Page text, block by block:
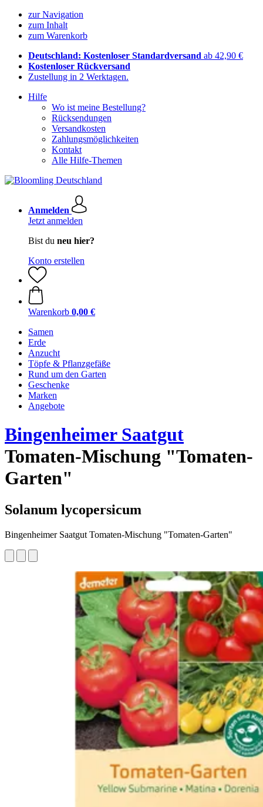
zur Navigation
zum Inhalt
zum Warenkorb
Deutschland: Kostenloser Standardversand ab 42,90 €
Kostenloser Rückversand
Zustellung in 2 Werktagen.
Hilfe
Wo ist meine Bestellung?
Rücksendungen
Versandkosten
Zahlungsmöglichkeiten
Kontakt
Alle Hilfe-Themen
Anmelden
Jetzt anmelden
Bist du neu hier?
Konto erstellen
Warenkorb 0,00 €
Samen
Erde
Anzucht
Töpfe & Pflanzgefäße
Rund um den Garten
Geschenke
Marken
Angebote
Bingenheimer Saatgut
Tomaten-Mischung "Tomaten-
Garten"
Solanum lycopersicum
Bingenheimer Saatgut Tomaten-Mischung "Tomaten-Garten"